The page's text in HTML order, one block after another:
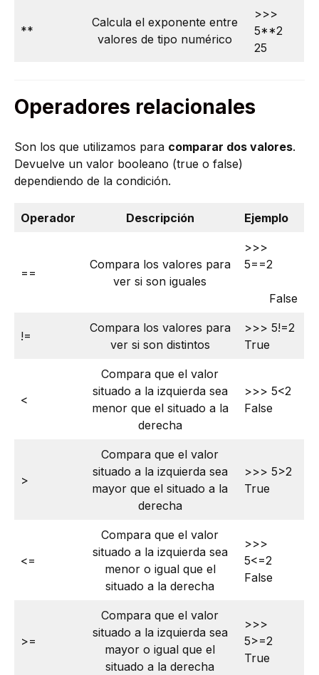
**
Calcula el exponente entre
valores de tipo numérico
>>>
5**2
25
Operadores relacionales
Son los que utilizamos para comparar dos valores.
Devuelve un valor booleano (true o false)
dependiendo de la condición.
Operador Descripción Ejemplo
==
Compara los valores para
ver si son iguales
>>>
5==2
False
!=
Compara los valores para
ver si son distintos
>>> 5!=2
True
<
Compara que el valor
situado a la izquierda sea
menor que el situado a la
derecha
>>> 5<2
False
>
Compara que el valor
situado a la izquierda sea
mayor que el situado a la
derecha
>>> 5>2
True
<=
Compara que el valor
situado a la izquierda sea
menor o igual que el
situado a la derecha
>>>
5<=2
False
>=
Compara que el valor
situado a la izquierda sea
mayor o igual que el
situado a la derecha
>>>
5>=2
True